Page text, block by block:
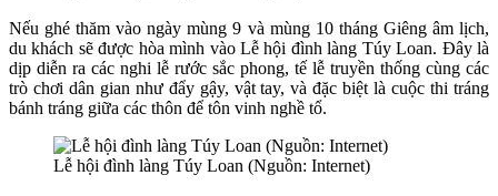
Nếu ghé thăm vào ngày mùng 9 và mùng 10 tháng Giêng âm lịch,
du khách sẽ được hòa mình vào Lễ hội đình làng Túy Loan. Đây là
dịp diễn ra các nghi lễ rước sắc phong, tế lễ truyền thống cùng các
trò chơi dân gian như đẩy gậy, vật tay, và đặc biệt là cuộc thi tráng
bánh tráng giữa các thôn để tôn vinh nghề tổ.
Lễ hội đình làng Túy Loan (Nguồn: Internet)